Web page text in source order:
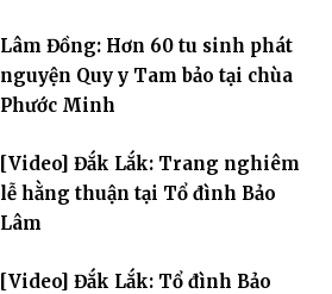
Lâm Đồng: Hơn 60 tu sinh phát
nguyện Quy y Tam bảo tại chùa
Phước Minh
[Video] Đắk Lắk: Trang nghiêm
lễ hằng thuận tại Tổ đình Bảo
Lâm
[Video] Đắk Lắk: Tổ đình Bảo